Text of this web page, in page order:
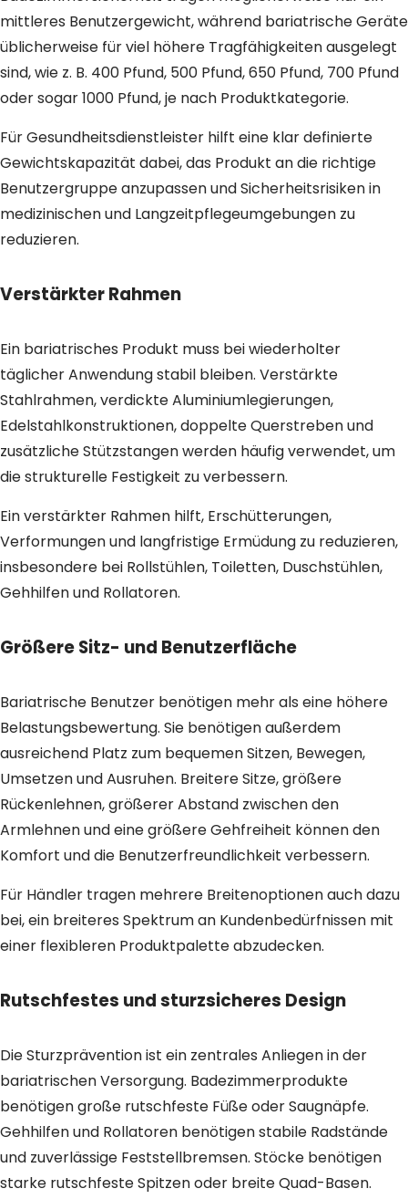
mittleres Benutzergewicht, während bariatrische Geräte
üblicherweise für viel höhere Tragfähigkeiten ausgelegt
sind, wie z. B. 400 Pfund, 500 Pfund, 650 Pfund, 700 Pfund
oder sogar 1000 Pfund, je nach Produktkategorie.
Für Gesundheitsdienstleister hilft eine klar definierte
Gewichtskapazität dabei, das Produkt an die richtige
Benutzergruppe anzupassen und Sicherheitsrisiken in
medizinischen und Langzeitpflegeumgebungen zu
reduzieren.
Verstärkter Rahmen
Ein bariatrisches Produkt muss bei wiederholter
täglicher Anwendung stabil bleiben. Verstärkte
Stahlrahmen, verdickte Aluminiumlegierungen,
Edelstahlkonstruktionen, doppelte Querstreben und
zusätzliche Stützstangen werden häufig verwendet, um
die strukturelle Festigkeit zu verbessern.
Ein verstärkter Rahmen hilft, Erschütterungen,
Verformungen und langfristige Ermüdung zu reduzieren,
insbesondere bei Rollstühlen, Toiletten, Duschstühlen,
Gehhilfen und Rollatoren.
Größere Sitz- und Benutzerfläche
Bariatrische Benutzer benötigen mehr als eine höhere
Belastungsbewertung. Sie benötigen außerdem
ausreichend Platz zum bequemen Sitzen, Bewegen,
Umsetzen und Ausruhen. Breitere Sitze, größere
Rückenlehnen, größerer Abstand zwischen den
Armlehnen und eine größere Gehfreiheit können den
Komfort und die Benutzerfreundlichkeit verbessern.
Für Händler tragen mehrere Breitenoptionen auch dazu
bei, ein breiteres Spektrum an Kundenbedürfnissen mit
einer flexibleren Produktpalette abzudecken.
Rutschfestes und sturzsicheres Design
Die Sturzprävention ist ein zentrales Anliegen in der
bariatrischen Versorgung. Badezimmerprodukte
benötigen große rutschfeste Füße oder Saugnäpfe.
Gehhilfen und Rollatoren benötigen stabile Radstände
und zuverlässige Feststellbremsen. Stöcke benötigen
starke rutschfeste Spitzen oder breite Quad-Basen.